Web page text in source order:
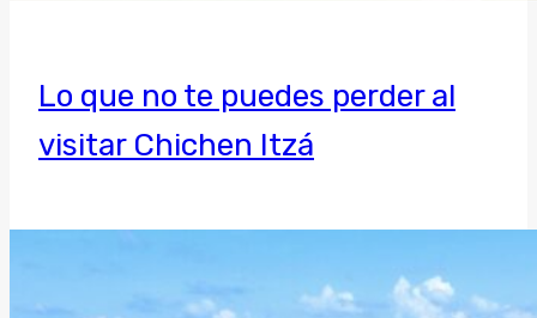
Lo que no te puedes perder al
visitar Chichen Itzá